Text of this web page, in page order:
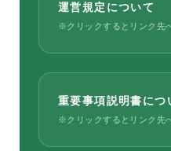
厚生労働省が
及び公費負担
請求に関する
運営規定について
※クリックするとリンク先
重要事項説明書につ
※クリックするとリンク先